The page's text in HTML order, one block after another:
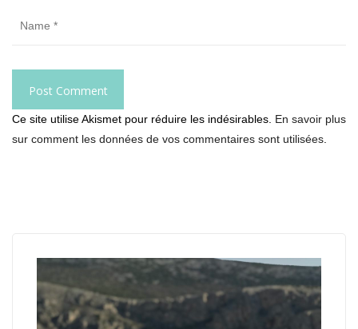
Ce site utilise Akismet pour réduire les indésirables. En savoir plus
sur comment les données de vos commentaires sont utilisées